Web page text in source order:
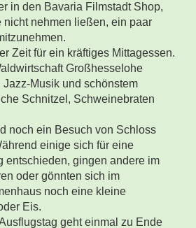
in den Bavaria Filmstadt Shop,
nehmen ließen, ein paar
Zeit für ein kräftiges Mittagessen.
Großhesselohe
Musik und schönstem
Schnitzel, Schweinebraten
noch ein Besuch von Schloss
einige sich für eine
entschieden, gingen andere im
oder gönnten sich im
noch eine kleine
Eis.
geht einmal zu Ende